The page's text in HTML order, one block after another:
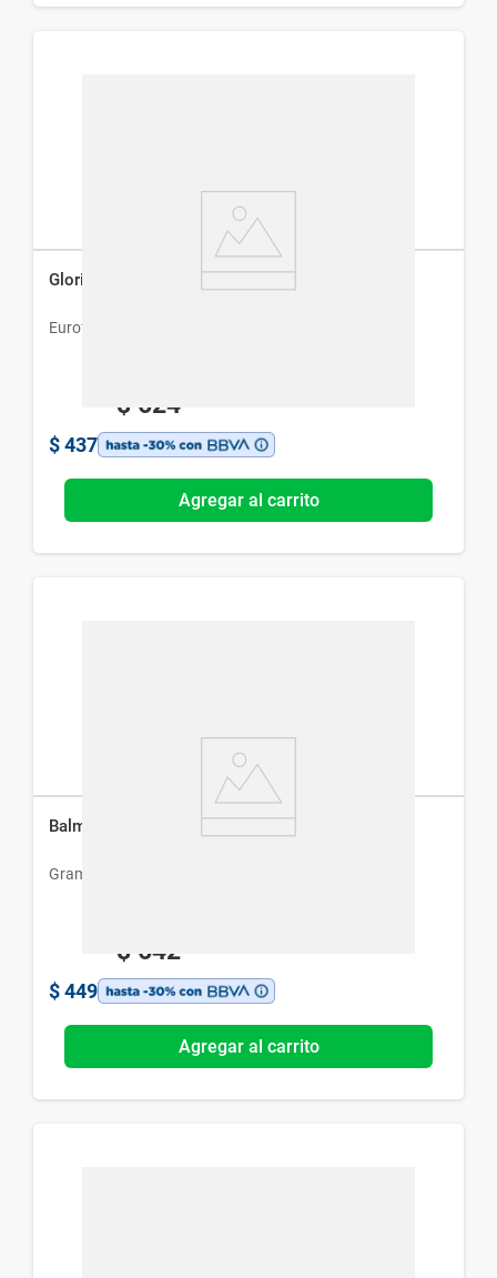
Gloriax x 30 Comprimidos
Eurofarma
$ 624
$ 437
Agregar al carrito
Balmitan Sumatriptán x 2 Comp Recubiertos
Gramon Bago
$ 642
$ 449
Agregar al carrito